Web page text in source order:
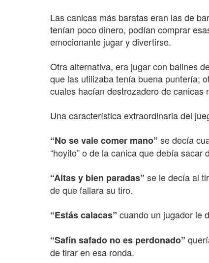
Las canicas más baratas eran las de
tenían poco dinero, podían comprar
emocionante jugar y divertirse.
Otra alternativa, era jugar con balines
que las utilizaba tenía buena puntería;
cuales hacían destrozadero de canicas
Una característica extraordinaria del
“No se vale comer mano” se decía
“hoyito” o de la canica que debía
“Altas y bien paradas” se le decía al
de que fallara su tiro.
“Estás calacas” cuando un jugador le
“Safín safado no es perdonado”
de tirar en esa ronda.